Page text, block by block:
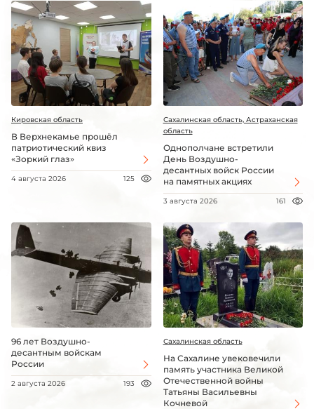
Кировская область
В Верхнекамье прошёл
патриотический квиз
«Зоркий глаз»
4 августа 2026 125
Сахалинская область, Астраханская
область
Однополчане встретили
День Воздушно-
десантных войск России
на памятных акциях
3 августа 2026 161
96 лет Воздушно-
десантным войскам
России
2 августа 2026 193
Сахалинская область
На Сахалине увековечили
память участника Великой
Отечественной войны
Татьяны Васильевны
Кочневой